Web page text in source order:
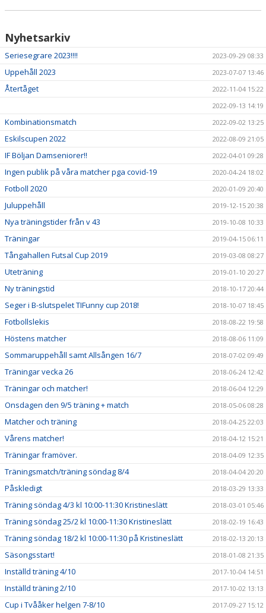
MATCHER
Nyhetsarkiv
Seriesegrare 2023!!!! 2023-09-29 08:33
Uppehåll 2023 2023-07-07 13:46
Återtåget
2022-11-04 15:22
2022-09-13 14:19
Kombinationsmatch 2022-09-02 13:25
Eskilscupen 2022 2022-08-09 21:05
IF Böljan Damseniorer!! 2022-04-01 09:28
Ingen publik på våra matcher pga covid-19 2020-04-24 18:02
Fotboll 2020 2020-01-09 20:40
Juluppehåll 2019-12-15 20:38
Nya träningstider från v 43 2019-10-08 10:33
Träningar 2019-04-15 06:11
Tångahallen Futsal Cup 2019 2019-03-08 08:27
Uteträning 2019-01-10 20:27
Ny träningstid 2018-10-17 20:44
Seger i B-slutspelet TIFunny cup 2018! 2018-10-07 18:45
Fotbollslekis 2018-08-22 19:58
Höstens matcher 2018-08-06 11:09
Sommaruppehåll samt Allsången 16/7 2018-07-02 09:49
Träningar vecka 26 2018-06-24 12:42
Träningar och matcher! 2018-06-04 12:29
Onsdagen den 9/5 träning + match 2018-05-06 08:28
Matcher och träning 2018-04-25 22:03
Vårens matcher! 2018-04-12 15:21
Träningar framöver. 2018-04-09 12:35
Träningsmatch/träning söndag 8/4 2018-04-04 20:20
Påskledigt 2018-03-29 13:33
Träning söndag 4/3 kl 10:00-11:30 Kristineslätt 2018-03-01 05:46
Träning söndag 25/2 kl 10:00-11:30 Kristineslätt 2018-02-19 16:43
Träning söndag 18/2 kl 10:00-11:30 på Kristineslätt 2018-02-13 20:13
Säsongsstart! 2018-01-08 21:35
Inställd träning 4/10 2017-10-04 14:51
Inställd träning 2/10 2017-10-02 13:13
Cup i Tvååker helgen 7-8/10 2017-09-27 15:12